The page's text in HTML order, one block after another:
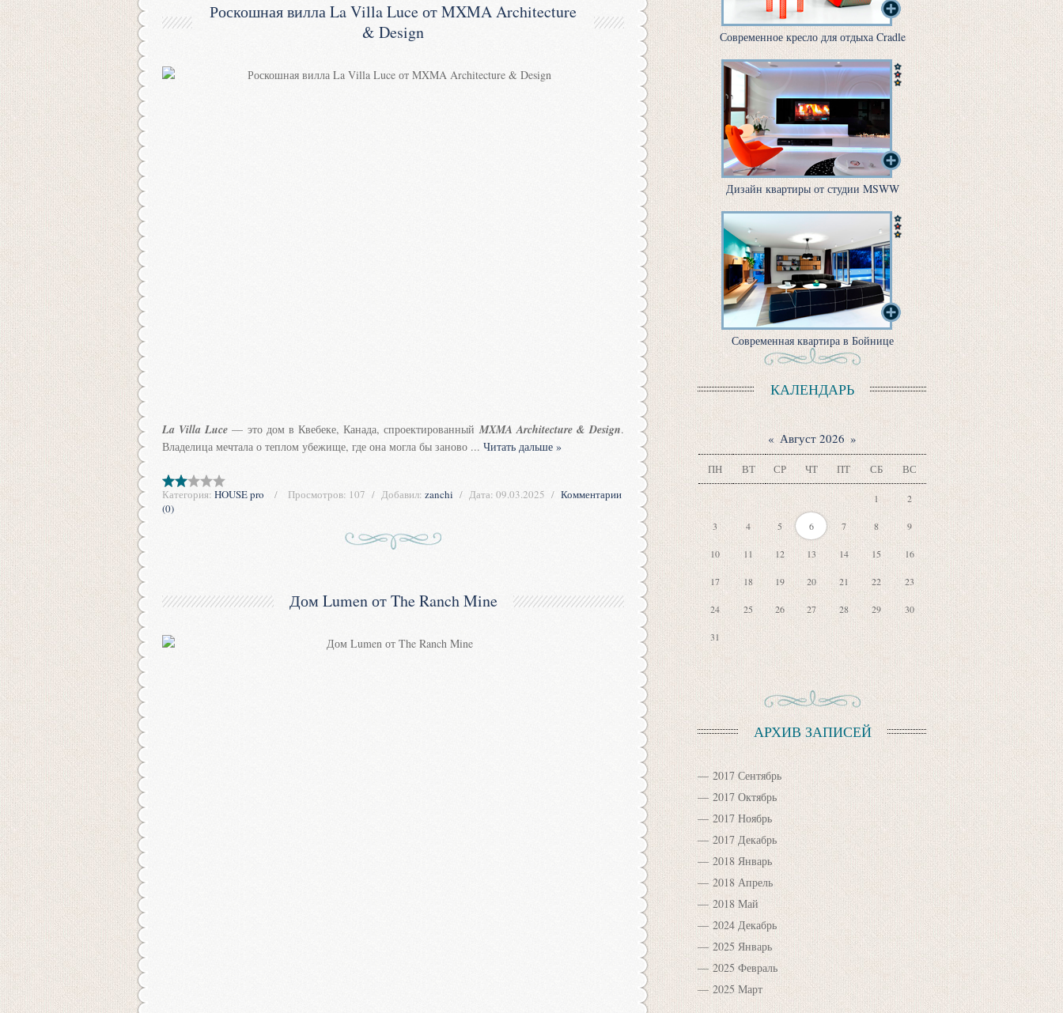
Роскошная вилла La Villa Luce от MXMA Architecture
& Design
La Villa Luce — это дом в Квебеке, Канада, спроектированныйMXMA Architecture & Design.
Владелица мечтала о теплом убежище, где она могла бы заново ... Читать дальше »
Категория: HOUSE pro Просмотров: 107 Добавил: zanchi Дата: 09.03.2025
Комментарии
(0)
Дом Lumen от The Ranch Mine
Современное кресло для отдыха Cradle
Дизайн квартиры от студии MSWW
Современная квартира в Бойнице
КАЛЕНДАРЬ
« Август 2026 »
ПН ВТ СР ЧТ ПТ СБ ВС
1 2
3 4 5 6 7 8 9
10 11 12 13 14 15 16
17 18 19 20 21 22 23
24 25 26 27 28 29 30
31
АРХИВ ЗАПИСЕЙ
2017 Сентябрь
2017 Октябрь
2017 Ноябрь
2017 Декабрь
2018 Январь
2018 Апрель
2018 Май
2024 Декабрь
2025 Январь
2025 Февраль
2025 Март